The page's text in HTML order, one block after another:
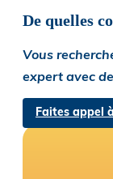
De quelles
Vous
expert avec
Faites appel